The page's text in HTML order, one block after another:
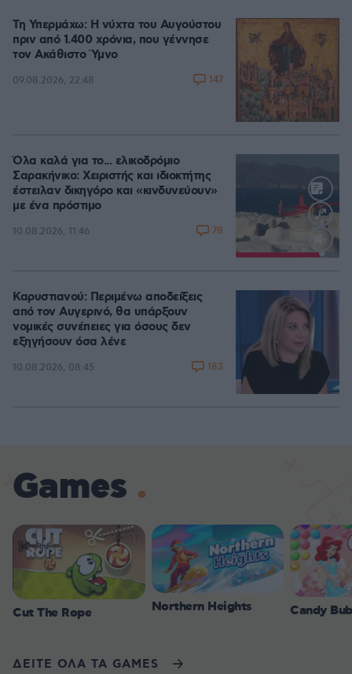
Τη Υπερμάχω: Η νύχτα του Αυγούστου
πριν από 1.400 χρόνια, που γέννησε
τον Ακάθιστο Ύμνο
09.08.2026, 22:48 147
Loaded:
Όλα καλά για το... ελικοδρόμιο
Σαρακήνικο: Χειριστής και ιδιοκτήτης
έστειλαν δικηγόρο και «κινδυνεύουν»
με ένα πρόστιμο
10.08.2026, 11:46 78
Καρυστιανού: Περιμένω αποδείξεις
από τον Αυγερινό, θα υπάρξουν
νομικές συνέπειες για όσους δεν
εξηγήσουν όσα λένε
10.08.2026, 08:45 183
Games
Cut The Rope Northern Heights Candy
ΔΕΙΤΕ ΟΛΑ ΤΑ GAMES